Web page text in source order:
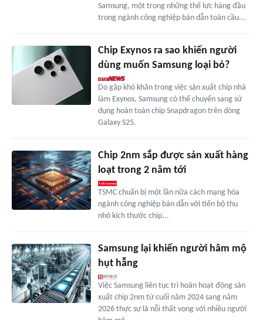
Samsung, một trong những thế lực hàng đầu
trong ngành công nghiệp bán dẫn toàn cầu...
Chip Exynos ra sao khiến người
dùng muốn Samsung loại bỏ?
Do gặp khó khăn trong việc sản xuất chip nhà
làm Exynos, Samsung có thể chuyển sang sử
dụng hoàn toàn chip Snapdragon trên dòng
Galaxy S25.
Chip 2nm sắp được sản xuất hàng
loạt trong 2 năm tới
TSMC chuẩn bị một lần nữa cách mạng hóa
ngành công nghiệp bán dẫn với tiến bộ thu
nhỏ kích thước chip...
Samsung lại khiến người hâm mộ
hụt hẫng
Việc Samsung liên tục trì hoãn hoạt động sản
xuất chip 2nm từ cuối năm 2024 sang năm
2026 thực sự là nỗi thất vọng với nhiều người